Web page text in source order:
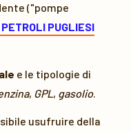
("pompe
PUGLIESI
e le tipologie di
, GPL, gasolio.
usufruire della